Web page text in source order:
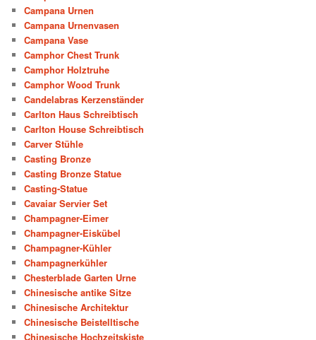
Campana Urnen
Campana Urnenvasen
Campana Vase
Camphor Chest Trunk
Camphor Holztruhe
Camphor Wood Trunk
Candelabras Kerzenständer
Carlton Haus Schreibtisch
Carlton House Schreibtisch
Carver Stühle
Casting Bronze
Casting Bronze Statue
Casting-Statue
Cavaiar Servier Set
Champagner-Eimer
Champagner-Eiskübel
Champagner-Kühler
Champagnerkühler
Chesterblade Garten Urne
Chinesische antike Sitze
Chinesische Architektur
Chinesische Beistelltische
Chinesische Hochzeitskiste